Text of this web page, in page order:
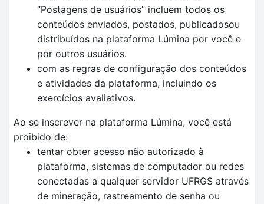
“Postagens de usuários” incluem todos os
conteúdos enviados, postados, publicadosou
distribuídos na plataforma Lúmina por você e
por outros usuários.
com as regras de configuração dos conteúdos
e atividades da plataforma, incluindo os
exercícios avaliativos.
Ao se inscrever na plataforma Lúmina, você está
proibido de:
tentar obter acesso não autorizado à
plataforma, sistemas de computador ou redes
conectadas a qualquer servidor UFRGS através
de mineração, rastreamento de senha ou